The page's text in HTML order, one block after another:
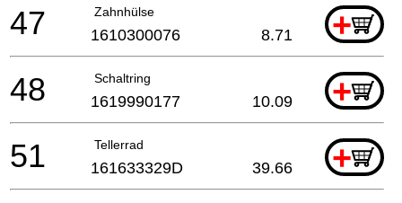
Zahnhülse +
47 1610300076 8.71
Schaltring +
48 1619990177 10.09
Tellerrad +
51 161633329D 39.66